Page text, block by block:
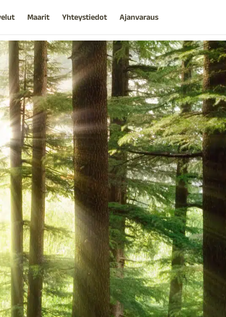
Maarit Yhteystiedot Ajanvaraus